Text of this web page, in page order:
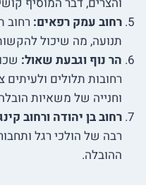
רחוב עמק רפאים: רחוב
תנועה, מה שיכול
הר נוף וגבעת שאול:
רחובות תלולים
וחנייה של משאיות
רחוב בן יהודה ורחוב
רבה של הולכי רגל
ההובלה.